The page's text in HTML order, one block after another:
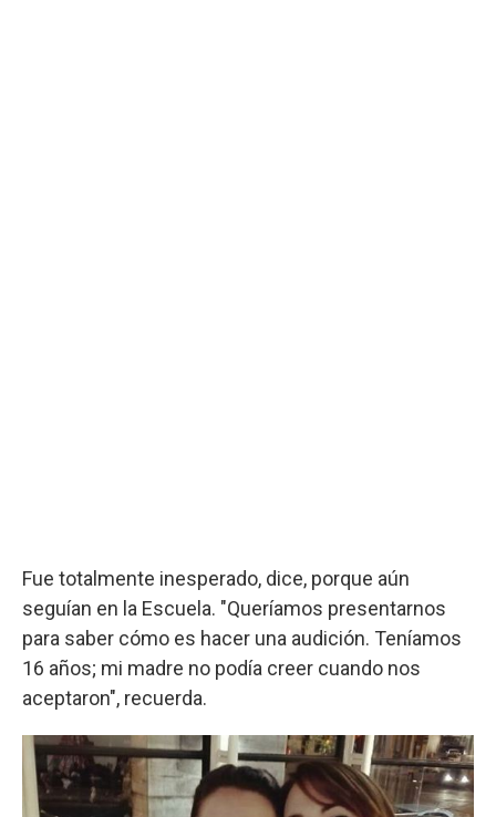
Fue totalmente inesperado, dice, porque aún
seguían en la Escuela. "Queríamos presentarnos
para saber cómo es hacer una audición. Teníamos
16 años; mi madre no podía creer cuando nos
aceptaron", recuerda.